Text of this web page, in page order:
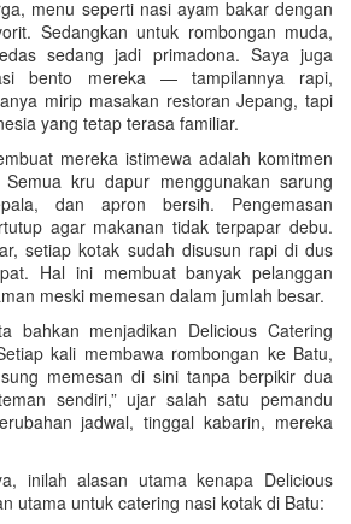
menu seperti nasi ayam bakar dengan
Sedangkan untuk rombongan muda,
sedang jadi primadona. Saya juga
bento mereka — tampilannya rapi,
mirip masakan restoran Jepang, tapi
yang tetap terasa familiar.
mereka istimewa adalah komitmen
kru dapur menggunakan sarung
dan apron bersih. Pengemasan
agar makanan tidak terpapar debu.
setiap kotak sudah disusun rapi di dus
Hal ini membuat banyak pelanggan
meski memesan dalam jumlah besar.
bahkan menjadikan Delicious Catering
kali membawa rombongan ke Batu,
memesan di sini tanpa berpikir dua
sendiri,” ujar salah satu pemandu
jadwal, tinggal kabarin, mereka
inilah alasan utama kenapa Delicious
utama untuk catering nasi kotak di Batu: